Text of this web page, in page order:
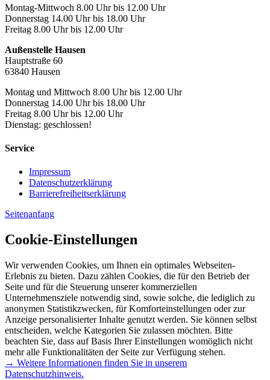
Montag-Mittwoch 8.00 Uhr bis 12.00 Uhr
Donnerstag 14.00 Uhr bis 18.00 Uhr
Freitag 8.00 Uhr bis 12.00 Uhr
Außenstelle Hausen
Hauptstraße 60
63840 Hausen
Montag und Mittwoch 8.00 Uhr bis 12.00 Uhr
Donnerstag 14.00 Uhr bis 18.00 Uhr
Freitag 8.00 Uhr bis 12.00 Uhr
Dienstag: geschlossen!
Service
Impressum
Datenschutzerklärung
Barrierefreiheitserklärung
Seitenanfang
Cookie-Einstellungen
Wir verwenden Cookies, um Ihnen ein optimales Webseiten-
Erlebnis zu bieten. Dazu zählen Cookies, die für den Betrieb der
Seite und für die Steuerung unserer kommerziellen
Unternehmensziele notwendig sind, sowie solche, die lediglich zu
anonymen Statistikzwecken, für Komforteinstellungen oder zur
Anzeige personalisierter Inhalte genutzt werden. Sie können selbst
entscheiden, welche Kategorien Sie zulassen möchten. Bitte
beachten Sie, dass auf Basis Ihrer Einstellungen womöglich nicht
mehr alle Funktionalitäten der Seite zur Verfügung stehen.
→ Weitere Informationen finden Sie in unserem
Datenschutzhinweis.